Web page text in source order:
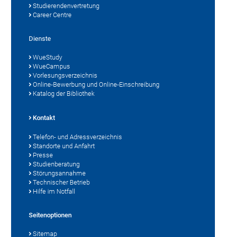
Studierendenvertretung
Career Centre
Dienste
WueStudy
WueCampus
Vorlesungsverzeichnis
Online-Bewerbung und Online-Einschreibung
Katalog der Bibliothek
Kontakt
Telefon- und Adressverzeichnis
Standorte und Anfahrt
Presse
Studienberatung
Störungsannahme
Technischer Betrieb
Hilfe im Notfall
Seitenoptionen
Sitemap